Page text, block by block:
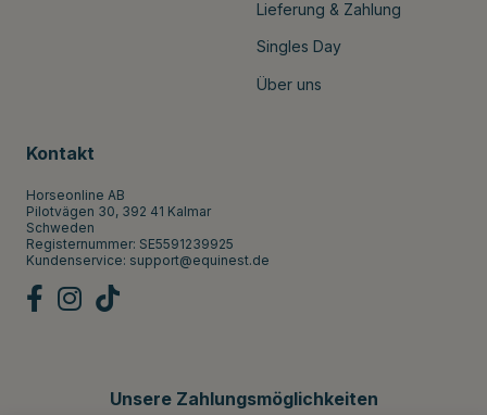
Lieferung & Zahlung
Singles Day
Über uns
Kontakt
Horseonline AB
Pilotvägen 30, 392 41 Kalmar
Schweden
Registernummer: SE5591239925
Kundenservice: support@equinest.de
Unsere Zahlungsmöglichkeiten